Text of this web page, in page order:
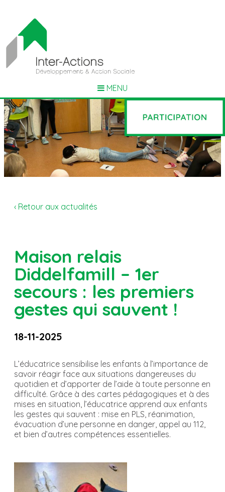
MENU
‹ Retour aux actualités
Maison relais
Diddelfamill – 1er
secours : les premiers
gestes qui sauvent !
18-11-2025
L’éducatrice sensibilise les enfants à l’importance de
savoir réagir face aux situations dangereuses du
quotidien et d’apporter de l’aide à toute personne en
difficulté. Grâce à des cartes pédagogiques et à des
mises en situation, l’éducatrice apprend aux enfants
les gestes qui sauvent : mise en PLS, réanimation,
évacuation d’une personne en danger, appel au 112,
et bien d’autres compétences essentielles.